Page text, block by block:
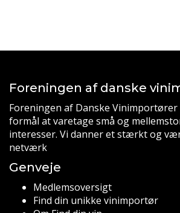
Foreningen af danske
Foreningen af Danske
formål at varetage små og
interesser. Vi danner et stærkt og
netværk
Genveje
Medlemsoversigt
Find din unikke vinimportør